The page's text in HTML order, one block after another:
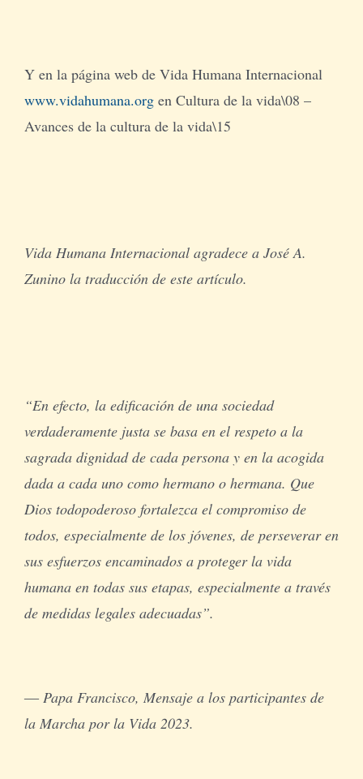
Y en la página web de Vida Humana Internacional
www.vidahumana.orgen Cultura de la vida\08 –
Avances de la cultura de la vida\15
Vida Humana Internacional agradece a José A.
Zunino la traducción de este artículo.
“En efecto, la edificación de una sociedad
verdaderamente justa se basa en el respeto a la
sagrada dignidad de cada persona y en la acogida
dada a cada uno como hermano o hermana. Que
Dios todopoderoso fortalezca el compromiso de
todos, especialmente de los jóvenes, de perseverar en
sus esfuerzos encaminados a proteger la vida
humana en todas sus etapas, especialmente a través
de medidas legales adecuadas”.
― Papa Francisco, Mensaje a los participantes de
la Marcha por la Vida 2023.